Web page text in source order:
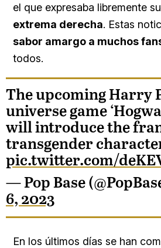
el que expresaba libremente
extrema derecha. Estas
sabor amargo a muchos
todos.
The upcoming Harry
universe game
will introduce the
transgender
pic.twitter.com/
— Pop Base
6, 2023
En los últimos días se han